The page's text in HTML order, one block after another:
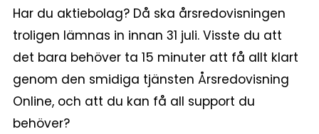
Har du aktiebolag? Då ska årsredovisningen
troligen lämnas in innan 31 juli. Visste du att
det bara behöver ta 15 minuter att få allt klart
genom den smidiga tjänsten Årsredovisning
Online, och att du kan få all support du
behöver?